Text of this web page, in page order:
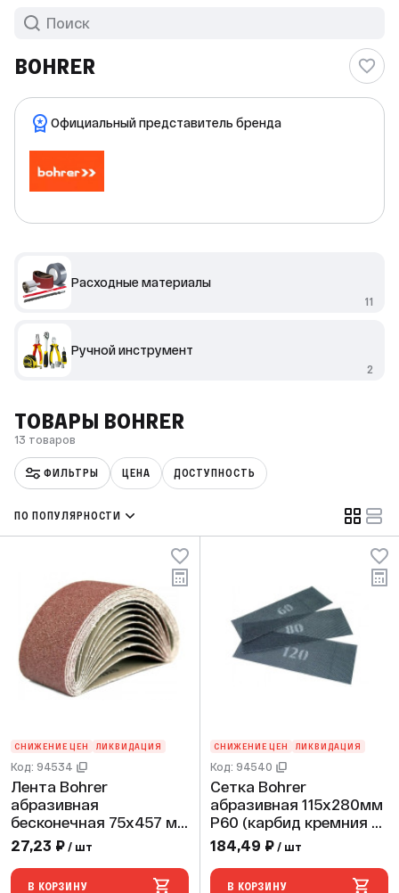
BOHRER
Официальный представитель бренда
Расходные материалы
11
Ручной инструмент
2
ТОВАРЫ BOHRER
13 товаров
ФИЛЬТРЫ ЦЕНА ДОСТУПНОСТЬ
ПО ПОПУЛЯРНОСТИ
СНИЖЕНИЕ ЦЕН ЛИКВИДАЦИЯ
Код: 94534
Лента Bohrer
абразивная
бесконечная 75х457 мм
Р60 (прокаленный
оксид алюминия)
(250/10)
27,23 ₽ / шт
В КОРЗИНУ
СНИЖЕНИЕ ЦЕН ЛИКВИДАЦИЯ
Код: 94540
Сетка Bohrer
абразивная 115х280мм
P60 (карбид кремния с
кварцем) водостойкая
двусторонняя (10 шт)
184,49 ₽ / шт
В КОРЗИНУ